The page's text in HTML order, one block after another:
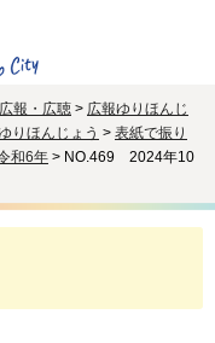
広報・広聴 > 広報ゆりほんじ
りほんじょう > 表紙で振り
和6年 > NO.469 2024年10